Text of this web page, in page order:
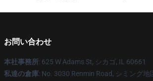
お問い合わせ
本社事務所: 625 W Adams St, シカゴ, IL 60661
私達の倉庫: No. 3030 Renmin Road, シミング地